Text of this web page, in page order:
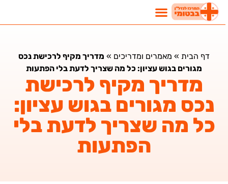
דף הבית»מאמרים ומדריכים»מדריך מקיף לרכישת נכס
מגורים בגוש עציון: כל מה שצריך לדעת בלי הפתעות
מדריך מקיף לרכישת
נכס מגורים בגוש עציון:
כל מה שצריך לדעת בלי
הפתעות